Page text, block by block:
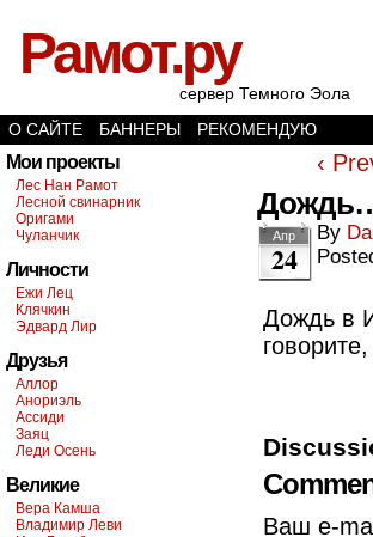
Рамот.ру
сервер Темного Эола
О САЙТЕ
БАННЕРЫ РЕКОМЕНДУЮ
Мои проекты
Лес Нан Рамот
Лесной свинарник
Оригами
Чуланчик
Личности
Ежи Лец
Клячкин
Эдвард Лир
Друзья
Аллор
Анориэль
Ассиди
Заяц
Леди Осень
Великие
Вера Камша
Владимир Леви
‹
Апр
24
By
Дождь в
Ваш e-